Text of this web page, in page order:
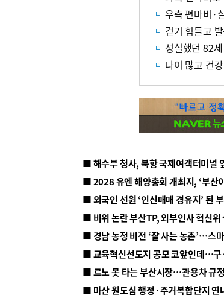
우측 편마비·
걷기 힘들고
성실했던 82
나이 많고 건
■ 해수부 청사, 북항 국제여객터미널
■ 2028 유엔 해양총회 개최지, ‘부산
■ 외국인 선원 ‘인신매매 경유지’ 된
■ 비위 논란 부산TP, 외부인사 혁신위
■ 르노 못 타는 부산시장…관용차 규
■ 마산 원도심 행정·주거복합단지 연